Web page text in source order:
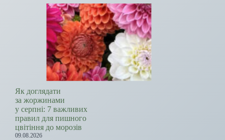
Як доглядати
за жоржинами
у серпні: 7 важливих
правил для пишного
цвітіння до морозів
09.08.2026